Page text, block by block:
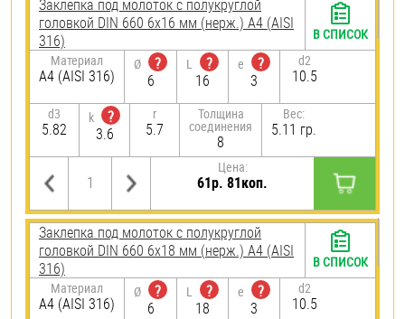
Заклепка под молоток с полукруглой
головкой DIN 660 6х16 мм (нерж.) A4 (AISI
316)
Материал
A4 (AISI 316)
Ø
?
6
L
?
16
e
?
3
d2
10.5
d3
5.82
k
?
3.6
r
5.7
Толщина
соединения
8
Вес:
5.11 гр.
Цена:
61р. 81коп.
В СПИСОК
Заклепка под молоток с полукруглой
головкой DIN 660 6х18 мм (нерж.) A4 (AISI
316)
Материал
A4 (AISI 316)
Ø
?
6
L
?
18
e
?
3
d2
10.5
В СПИСОК